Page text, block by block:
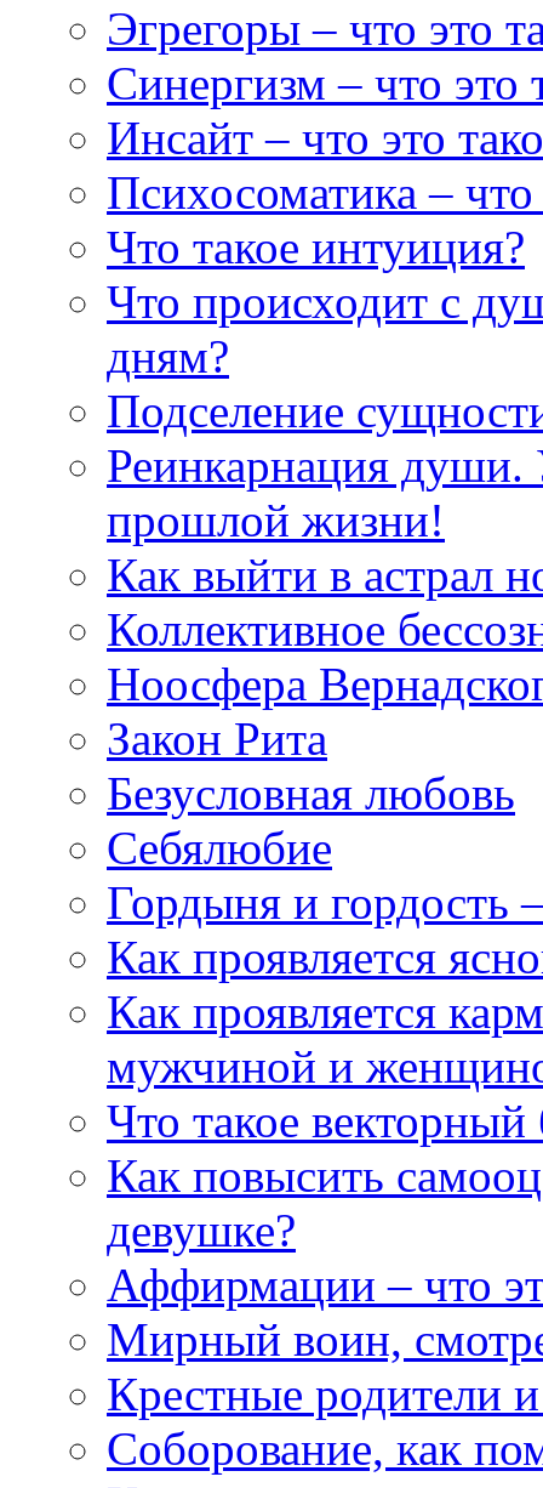
Эгрегоры – что это
Синергизм – что это
Инсайт – что это
Психосоматика – что
Что такое интуиция?
Что происходит с
дням?
Подселение
Реинкарнация
прошлой жизни!
Как выйти в астрал
Коллективное
Ноосфера
Закон Рита
Безусловная любовь
Себялюбие
Гордыня и гордость
Как проявляется
Как проявляется
мужчиной и
Что такое векторный
Как повысить
девушке?
Аффирмации – что
Мирный воин,
Крестные родители
Соборование, как